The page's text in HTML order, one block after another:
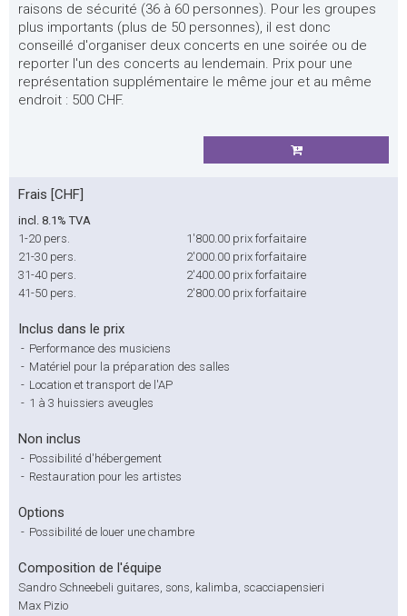
raisons de sécurité (36 à 60 personnes). Pour les groupes
plus importants (plus de 50 personnes), il est donc
conseillé d'organiser deux concerts en une soirée ou de
reporter l'un des concerts au lendemain. Prix pour une
représentation supplémentaire le même jour et au même
endroit : 500 CHF.
Frais [CHF]
incl. 8.1% TVA
1-20 pers.
1'800.00 prix forfaitaire
21-30 pers.
2'000.00 prix forfaitaire
31-40 pers.
2'400.00 prix forfaitaire
41-50 pers.
2'800.00 prix forfaitaire
Inclus dans le prix
- Performance des musiciens
- Matériel pour la préparation des salles
- Location et transport de l'AP
- 1 à 3 huissiers aveugles
Non inclus
- Possibilité d'hébergement
- Restauration pour les artistes
Options
- Possibilité de louer une chambre
Composition de l'équipe
Sandro Schneebeli guitares, sons, kalimba, scacciapensieri
Max Pizio